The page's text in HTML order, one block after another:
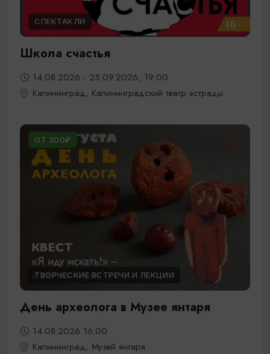
СПЕКТАКЛИ
Школа счастья
14.08.2026 - 25.09.2026, 19:00
Калининград, Калининградский театр эстрады
ОТ 300₽
ТВОРЧЕСКИЕ ВСТРЕЧИ И ЛЕКЦИИ
День археолога в Музее янтаря
14.08.2026 16:00
Калининград, Музей янтаря